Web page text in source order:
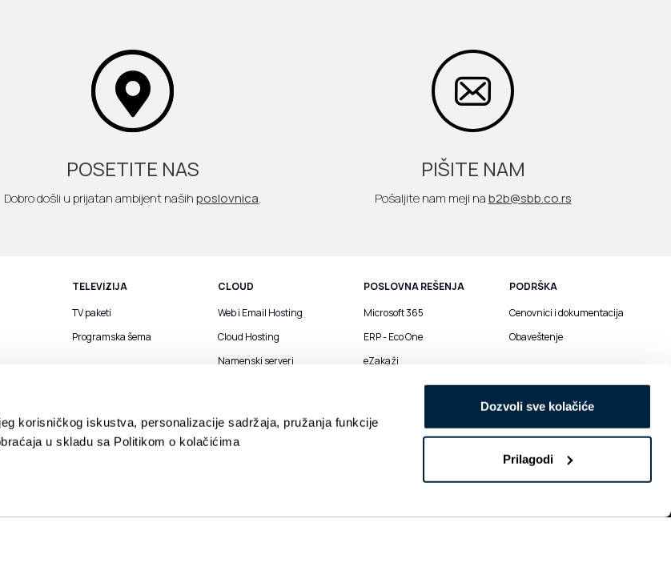
korisničkog iskustva, personalizacije sadržaja, pružanja funkcije
u skladu sa Politikom o kolačićima
Dozvoli sve kolačiće
Prilagodi
POSETITE NAS
Dobro došli u prijatan ambijent našihposlovnica.
PIŠITE NAM
Pošaljite nam mejl nab2b@sbb.co.rs
TELEVIZIJA
TV paketi
Programska šema
CLOUD
Web i Email Hosting
Cloud Hosting
Namenski serveri
POSLOVNA REŠENJA
Microsoft 365
ERP - Eco One
eZakaži
Printing servis
PODRŠKA
Cenovnici i dokumentacija
Obaveštenje